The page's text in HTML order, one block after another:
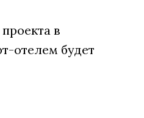
в
отелем будет